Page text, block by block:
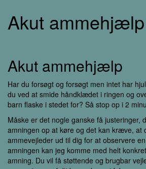
Akut ammehjælp
Akut ammehjælp
Har du forsøgt og forsøgt men intet har
du ved at smide håndklædet i ringen og
barn flaske i stedet for? Så stop op i 2
Måske er det nogle ganske få justeringer,
amningen op at køre og det kan kræve, at
ammevejleder ud til dig for at observere
amningen kan jeg komme med helt
amning. Du vil få støttende og brugbar